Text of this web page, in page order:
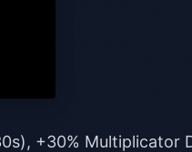
+30% Multiplicator